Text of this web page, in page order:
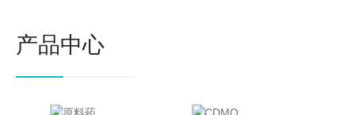
产品中心